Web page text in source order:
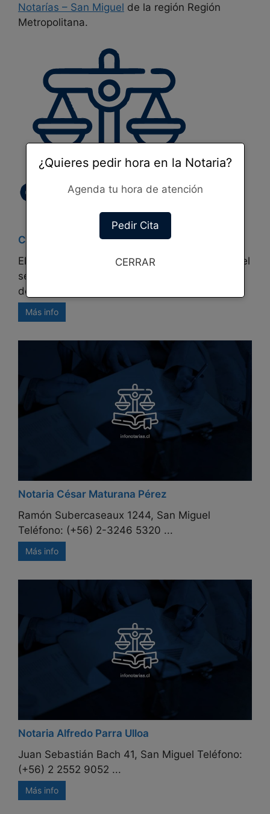
Notarías – San Miguel de la región Región
Metropolitana.
Conservador de Bienes Raíces de San Miguel
El Conservador de Bienes Raíces de San Miguel
se sitúa en la calle Llano Subercaseaux 2585
de la comuna de ...
Más info
Notaria César Maturana Pérez
Ramón Subercaseaux 1244, San Miguel
Teléfono: (+56) 2-3246 5320 ...
Más info
Notaria Alfredo Parra Ulloa
Juan Sebastián Bach 41, San Miguel Teléfono:
(+56) 2 2552 9052 ...
Más info
¿Quieres pedir hora en la Notaria?
Agenda tu hora de atención
Pedir Cita
CERRAR